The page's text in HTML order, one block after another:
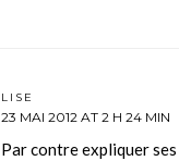
LISE
23 MAI 2012 AT 2 H 24 MIN
Par contre expliquer